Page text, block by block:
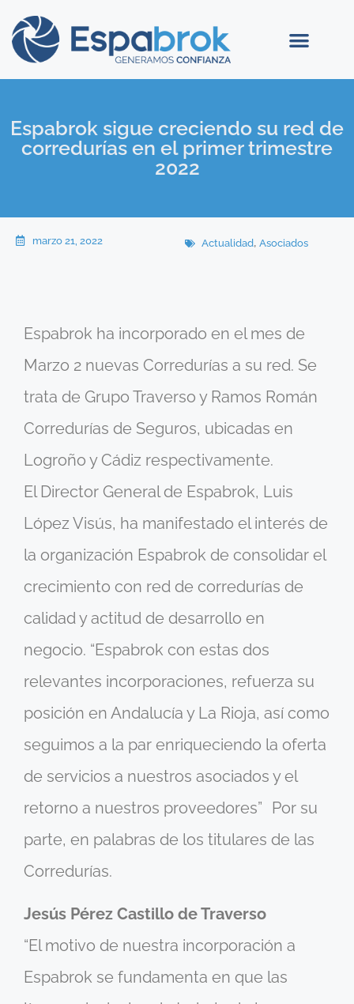
Espabrok sigue creciendo su red de
corredurías en el primer trimestre
2022
marzo 21, 2022 Actualidad, Asociados
Espabrok ha incorporado en el mes de
Marzo 2 nuevas Corredurías a su red. Se
trata de Grupo Traverso y Ramos Román
Corredurías de Seguros, ubicadas en
Logroño y Cádiz respectivamente.
El Director General de Espabrok, Luis
López Visús, ha manifestado el interés de
la organización Espabrok de consolidar el
crecimiento con red de corredurías de
calidad y actitud de desarrollo en
negocio. “Espabrok con estas dos
relevantes incorporaciones, refuerza su
posición en Andalucía y La Rioja, así como
seguimos a la par enriqueciendo la oferta
de servicios a nuestros asociados y el
retorno a nuestros proveedores” Por su
parte, en palabras de los titulares de las
Corredurías.
Jesús Pérez Castillo de Traverso
“El motivo de nuestra incorporación a
Espabrok se fundamenta en que las